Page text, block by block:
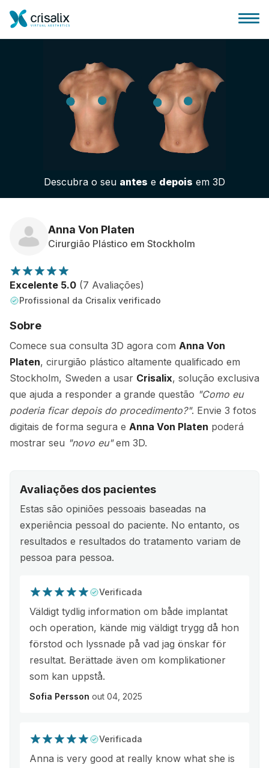
Página inicial para cirurgiões
Plataforma 3D de business
Planos
Avaliações dos pacientes
Descubra o seu antes e depois em 3D
Anna Von Platen
Cirurgião Plástico em Stockholm
Excelente 5.0 (7 Avaliações)
Profissional da Crisalix verificado
Sobre
Comece sua consulta 3D agora com Anna Von
Platen, cirurgião plástico altamente qualificado em
Stockholm, Sweden a usar Crisalix, solução exclusiva
que ajuda a responder a grande questão "Como eu
poderia ficar depois do procedimento?". Envie 3 fotos
digitais de forma segura e Anna Von Platen poderá
mostrar seu "novo eu"em 3D.
Avaliações dos pacientes
Estas são opiniões pessoais baseadas na
experiência pessoal do paciente. No entanto, os
resultados e resultados do tratamento variam de
pessoa para pessoa.
Verificada
Väldigt tydlig information om både implantat
och operation, kände mig väldigt trygg då hon
förstod och lyssnade på vad jag önskar för
resultat. Berättade även om komplikationer
som kan uppstå.
Sofia Persson out 04, 2025
Verificada
Anna is very good at really know what she is